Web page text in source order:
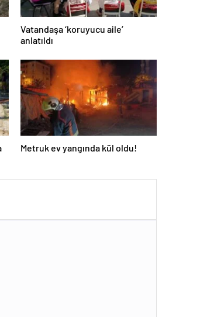
Vatandaşa ‘koruyucu aile’
anlatıldı
Metruk ev yangında kül oldu!